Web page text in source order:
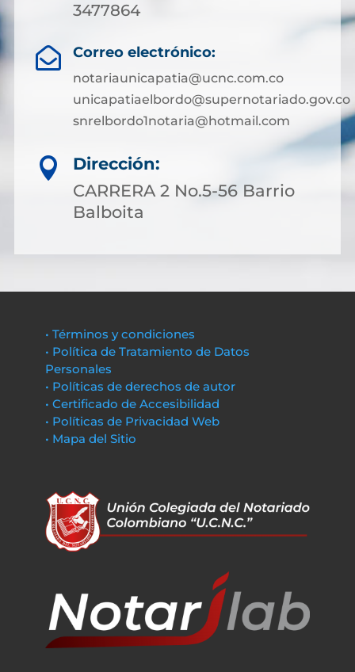
3477864
 Correo electrónico:
notariaunicapatia@ucnc.com.co
unicapatiaelbordo@supernotariado.gov.co
snrelbordo1notaria@hotmail.com

Dirección:
CARRERA 2 No.5-56 Barrio
Balboita
• Términos y condiciones
• Política de Tratamiento de Datos
Personales
• Políticas de derechos de autor
• Certificado de Accesibilidad
• Políticas de Privacidad Web
• Mapa del Sitio